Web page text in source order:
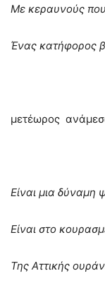
Με κεραυνούς που
Ένας κατήφορος
μετέωρος
Είναι μια δύναμη
Είναι στο
Της Αττικής